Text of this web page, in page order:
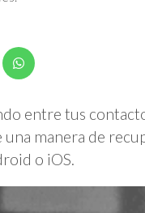
entre tus
una manera de
o iOS.